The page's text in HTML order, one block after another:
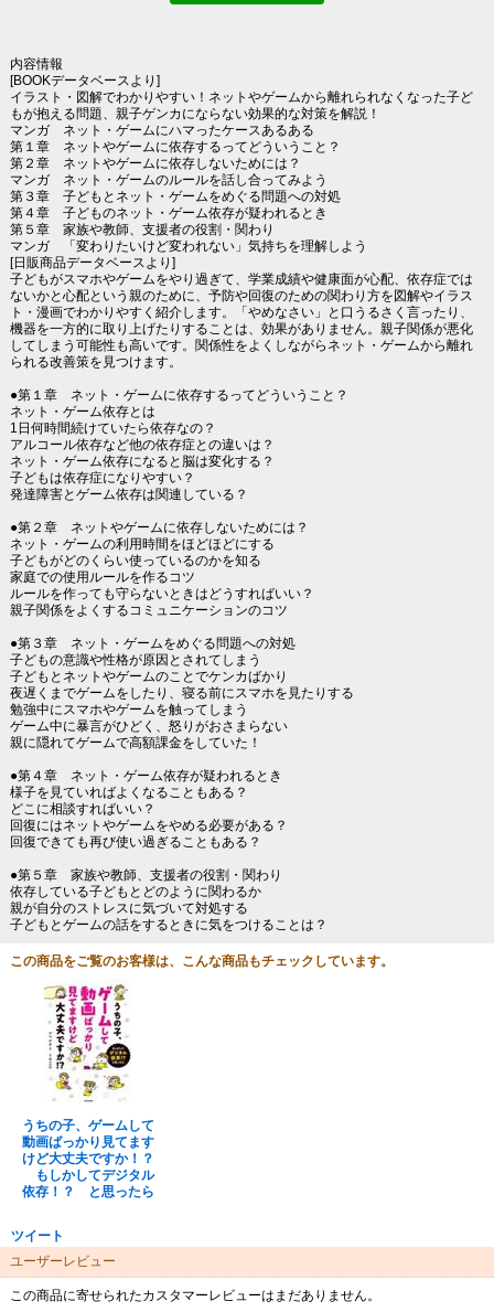
内容情報
[BOOKデータベースより]
イラスト・図解でわかりやすい！ネットやゲームから離れられなくなった子ど
もが抱える問題、親子ゲンカにならない効果的な対策を解説！
マンガ ネット・ゲームにハマったケースあるある
第１章 ネットやゲームに依存するってどういうこと？
第２章 ネットやゲームに依存しないためには？
マンガ ネット・ゲームのルールを話し合ってみよう
第３章 子どもとネット・ゲームをめぐる問題への対処
第４章 子どものネット・ゲーム依存が疑われるとき
第５章 家族や教師、支援者の役割・関わり
マンガ 「変わりたいけど変われない」気持ちを理解しよう
[日販商品データベースより]
子どもがスマホやゲームをやり過ぎて、学業成績や健康面が心配、依存症では
ないかと心配という親のために、予防や回復のための関わり方を図解やイラス
ト・漫画でわかりやすく紹介します。「やめなさい」と口うるさく言ったり、
機器を一方的に取り上げたりすることは、効果がありません。親子関係が悪化
してしまう可能性も高いです。関係性をよくしながらネット・ゲームから離れ
られる改善策を見つけます。
●第１章 ネット・ゲームに依存するってどういうこと？
ネット・ゲーム依存とは
1日何時間続けていたら依存なの？
アルコール依存など他の依存症との違いは？
ネット・ゲーム依存になると脳は変化する？
子どもは依存症になりやすい？
発達障害とゲーム依存は関連している？
●第２章 ネットやゲームに依存しないためには？
ネット・ゲームの利用時間をほどほどにする
子どもがどのくらい使っているのかを知る
家庭での使用ルールを作るコツ
ルールを作っても守らないときはどうすればいい？
親子関係をよくするコミュニケーションのコツ
●第３章 ネット・ゲームをめぐる問題への対処
子どもの意識や性格が原因とされてしまう
子どもとネットやゲームのことでケンカばかり
夜遅くまでゲームをしたり、寝る前にスマホを見たりする
勉強中にスマホやゲームを触ってしまう
ゲーム中に暴言がひどく、怒りがおさまらない
親に隠れてゲームで高額課金をしていた！
●第４章 ネット・ゲーム依存が疑われるとき
様子を見ていればよくなることもある？
どこに相談すればいい？
回復にはネットやゲームをやめる必要がある？
回復できても再び使い過ぎることもある？
●第５章 家族や教師、支援者の役割・関わり
依存している子どもとどのように関わるか
親が自分のストレスに気づいて対処する
子どもとゲームの話をするときに気をつけることは？
この商品をご覧のお客様は、こんな商品もチェックしています。
うちの子、ゲームして
動画ばっかり見てます
けど大丈夫ですか！？
もしかしてデジタル
依存！？ と思ったら
ツイート
ユーザーレビュー
この商品に寄せられたカスタマーレビューはまだありません。